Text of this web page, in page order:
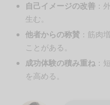
自己イメージの改善：
生む。
他者からの称賛：筋肉
ことがある。
成功体験の積み重ね：
を高める。